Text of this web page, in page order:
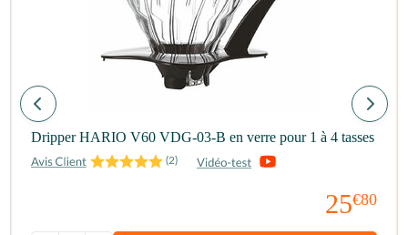
Dripper HARIO V60 VDG-03-B en verre pour 1 à 4 tasses
(2)
25€80